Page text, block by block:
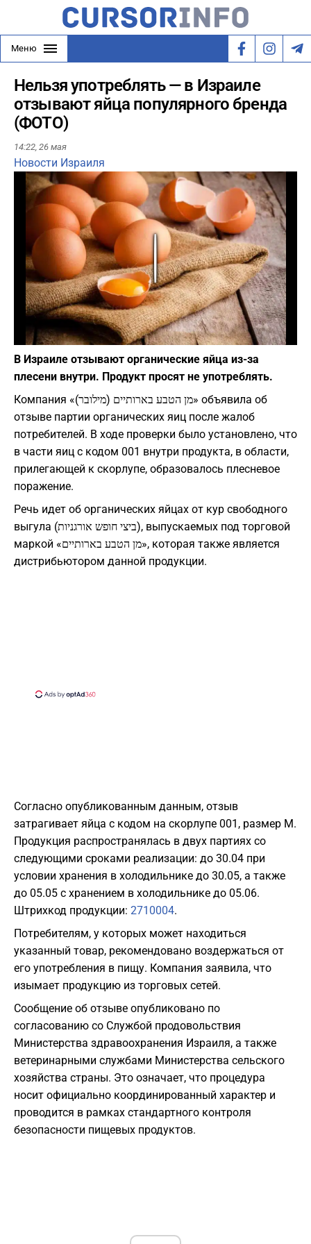
Меню
Нельзя употреблять — в Израиле
отзывают яйца популярного бренда
(ФОТО)
14:22, 26 мая
Новости Израиля
Play
Фото: depositphotos.com
В Израиле отзывают органические яйца из-за
плесени внутри. Продукт просят не употреблять.
Компания «מן הטבע בארותיים (מילובר)» объявила об
отзыве партии органических яиц после жалоб
потребителей. В ходе проверки было установлено, что
в части яиц с кодом 001 внутри продукта, в области,
прилегающей к скорлупе, образовалось плесневое
поражение.
Речь идет об органических яйцах от кур свободного
выгула (ביצי חופש אורגניות), выпускаемых под торговой
маркой «מן הטבע בארותיים», которая также является
дистрибьютором данной продукции.
Согласно опубликованным данным, отзыв
затрагивает яйца с кодом на скорлупе 001, размер M.
Продукция распространялась в двух партиях со
следующими сроками реализации: до 30.04 при
условии хранения в холодильнике до 30.05, а также
до 05.05 с хранением в холодильнике до 05.06.
Штрихкод продукции: 2710004.
Потребителям, у которых может находиться
указанный товар, рекомендовано воздержаться от
его употребления в пищу. Компания заявила, что
изымает продукцию из торговых сетей.
Сообщение об отзыве опубликовано по
согласованию со Службой продовольствия
Министерства здравоохранения Израиля, а также
ветеринарными службами Министерства сельского
хозяйства страны. Это означает, что процедура
носит официально координированный характер и
проводится в рамках стандартного контроля
безопасности пищевых продуктов.